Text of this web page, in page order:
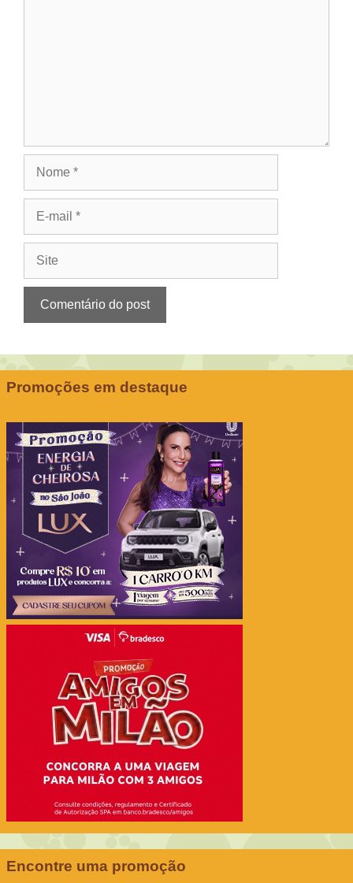
Promoções em destaque
Encontre uma promoção